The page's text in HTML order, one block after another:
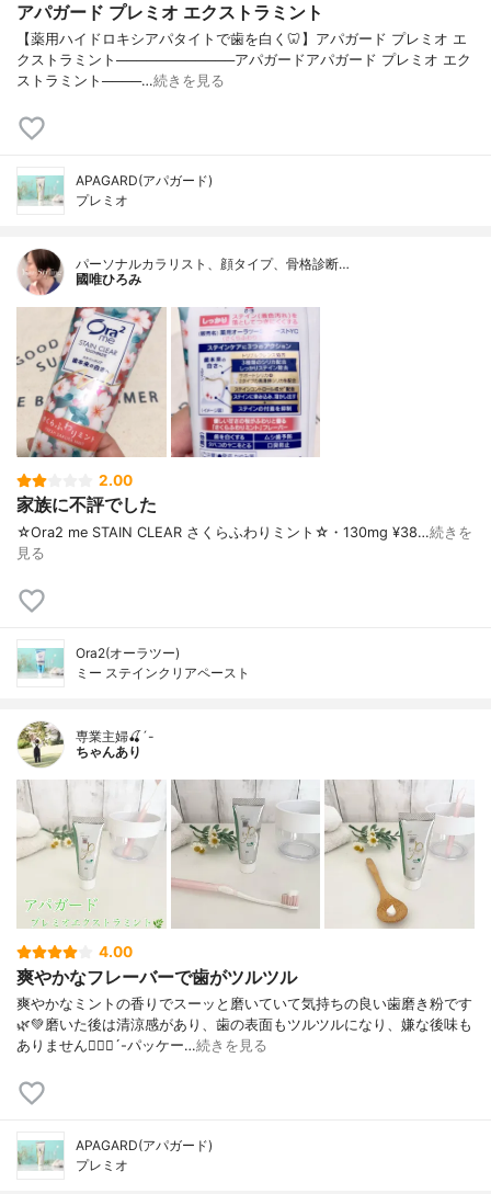
アパガード プレミオ エクストラミント
【薬用ハイドロキシアパタイトで歯を白く🦷】アパガード プレミオ エ
クストラミント────────────アパガードアパガード プレミオ エク
ストラミント────…続きを見る
APAGARD(アパガード)
プレミオ
パーソナルカラリスト、顔タイプ、骨格診断…
國唯ひろみ
2.00
家族に不評でした
☆Ora2 me STAIN CLEAR さくらふわりミント☆・130mg ¥38…続きを
見る
Ora2(オーラツー)
ミー ステインクリアペースト
専業主婦🍒´-
ちゃんあり
4.00
爽やかなフレーバーで歯がツルツル
爽やかなミントの香りでスーッと磨いていて気持ちの良い歯磨き粉です
🌿💚磨いた後は清涼感があり、歯の表面もツルツルになり、嫌な後味も
ありません🙋🏻‍♀️´-パッケー…続きを見る
APAGARD(アパガード)
プレミオ